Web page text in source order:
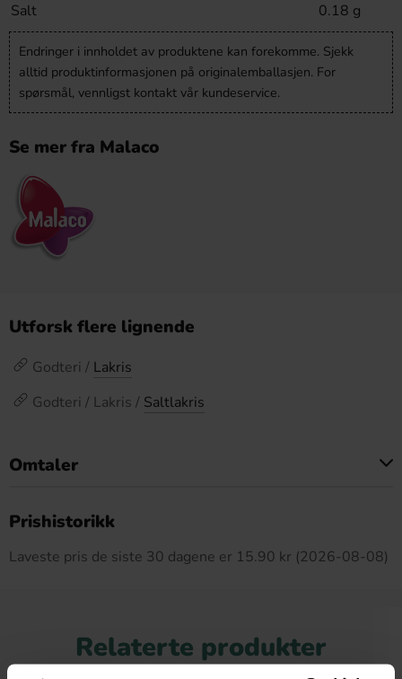
Salt
0.18 g
Endringer i innholdet av produktene kan forekomme. Sjekk
alltid produktinformasjonen på originalemballasjen. For
spørsmål, vennligst kontakt vår kundeservice.
Se mer fra Malaco
Utforsk flere lignende
Godteri / Lakris
Godteri / Lakris / Saltlakris
Omtaler
Prishistorikk
Laveste pris de siste 30 dagene er 15.90 kr (2026-08-08)
Relaterte produkter